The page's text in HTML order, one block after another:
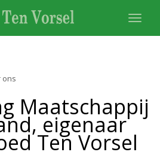
ons
Maatschappij
eigenaar
Ten Vorsel